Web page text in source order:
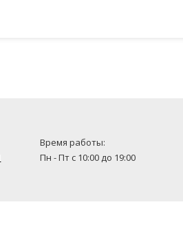
Время работы:
Пн - Пт с 10:00 до 19:00